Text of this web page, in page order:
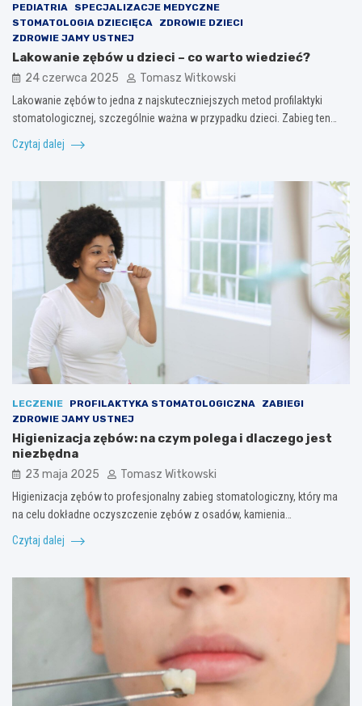
PEDIATRIA
SPECJALIZACJE MEDYCZNE
STOMATOLOGIA DZIECIĘCA
ZDROWIE DZIECI
ZDROWIE JAMY USTNEJ
Lakowanie zębów u dzieci – co warto wiedzieć?
24 czerwca 2025 Tomasz Witkowski
Lakowanie zębów to jedna z najskuteczniejszych metod profilaktyki
stomatologicznej, szczególnie ważna w przypadku dzieci. Zabieg ten…
Czytaj dalej
LECZENIE PROFILAKTYKA STOMATOLOGICZNA
ZABIEGI
ZDROWIE JAMY USTNEJ
Higienizacja zębów: na czym polega i dlaczego jest
niezbędna
23 maja 2025 Tomasz Witkowski
Higienizacja zębów to profesjonalny zabieg stomatologiczny, który ma
na celu dokładne oczyszczenie zębów z osadów, kamienia…
Czytaj dalej